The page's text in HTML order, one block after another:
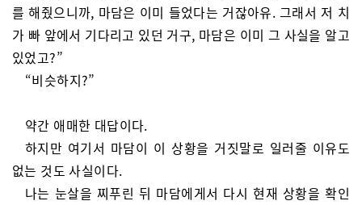
를 해줬으니까, 마담은 이미 들었다는 거잖아유. 그래서 저 치
가 빠 앞에서 기다리고 있던 거구, 마담은 이미 그 사실을 알고
있었고?”
“비슷하지?”
약간 애매한 대답이다.
하지만 여기서 마담이 이 상황을 거짓말로 일러줄 이유도
없는 것도 사실이다.
나는 눈살을 찌푸린 뒤 마담에게서 다시 현재 상황을 확인